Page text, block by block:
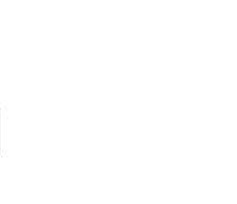
Tisknout